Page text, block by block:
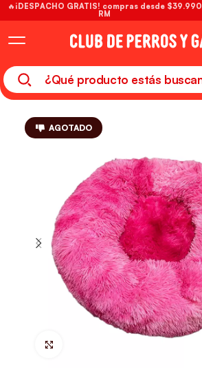
AGOTADO
🔥¡DESPACHO GRATIS! compras desde $39.990
RM